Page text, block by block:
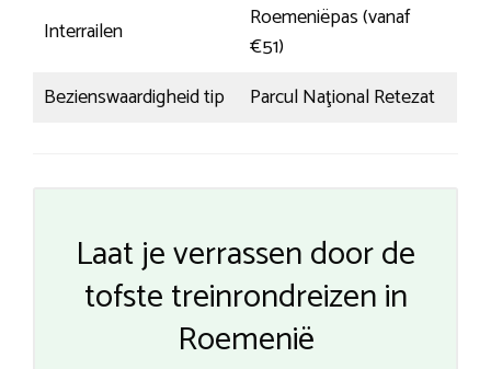
Interrailen
Roemeniëpas (vanaf
€51)
Bezienswaardigheid tip
Parcul Naţional Retezat
Laat je verrassen door de
tofste treinrondreizen in
Roemenië